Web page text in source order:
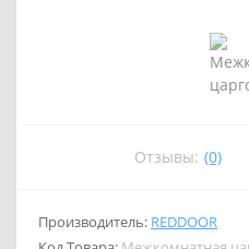
Отзывы: (0)
Производитель: REDDOOR